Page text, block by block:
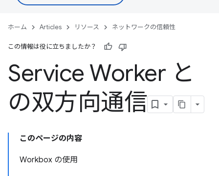
ホーム Articles リソース ネットワークの信頼性
この情報は役に立ちましたか？
Service Worker と
の双方向通信
このページの内容
Workbox の使用